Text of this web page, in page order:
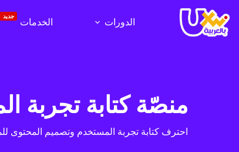
إلى
المحتوى
الدورات الخدمات
جديد
منصّة كتابة تجربة
احترف كتابة تجربة المستخدم وتصميم المحتوى